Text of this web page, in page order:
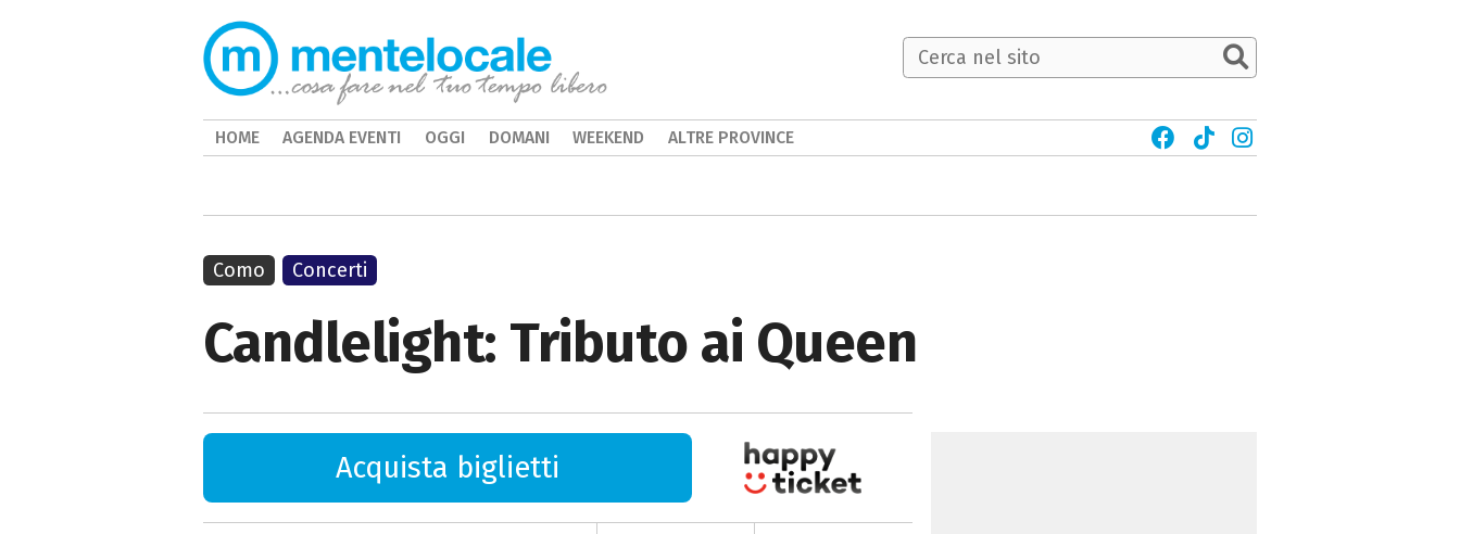
Candlelight: Tributo ai Queen
Acquista biglietti
Como Concerti
HOME AGENDA EVENTI OGGI DOMANI WEEKEND ALTRE PROVINCE